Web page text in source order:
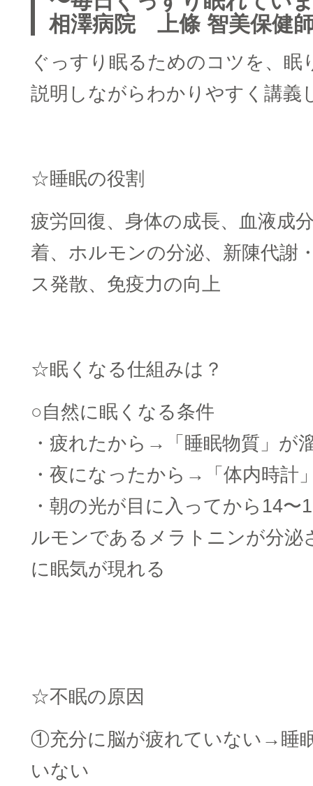
相澤病院 上條 智美保健
ぐっすり眠るためのコツを、眠
説明しながらわかりやすく講義
☆睡眠の役割
疲労回復、身体の成長、血液成
着、ホルモンの分泌、新陳代謝
ス発散、免疫力の向上
☆眠くなる仕組みは？
○自然に眠くなる条件
・疲れたから→「睡眠物質」が
・夜になったから→「体内時計
・朝の光が目に入ってから14〜
ルモンであるメラトニンが分泌
に眠気が現れる
☆不眠の原因
①充分に脳が疲れていない→睡
いない